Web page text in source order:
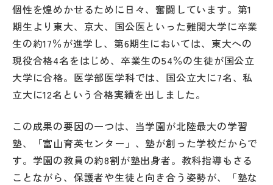
特集
NettyLandかわら版
その他
お問い合わせ
個人情報保護方針
個性を煌めかせるために日々、奮闘しています。第1
期生より東大、京大、国公医といった難関大学に卒業
生の約17％が進学し、第6期生においては、東大への
現役合格4名をはじめ、卒業生の54％の生徒が国公立
大学に合格。医学部医学科では、国公立大に7名、私
立大に12名という合格実績を出しました。
この成果の要因の一つは、当学園が北陸最大の学習
塾、「富山育英センター」、塾が創った学校だからで
す。学園の教員の約8割が塾出身者。教科指導もさる
ことながら、保護者や生徒と向き合う姿勢が、「塾な